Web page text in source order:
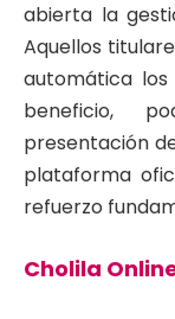
abierta la
Aquellos
automática los
beneficio,
presentación
plataforma
refuerzo
Cholila